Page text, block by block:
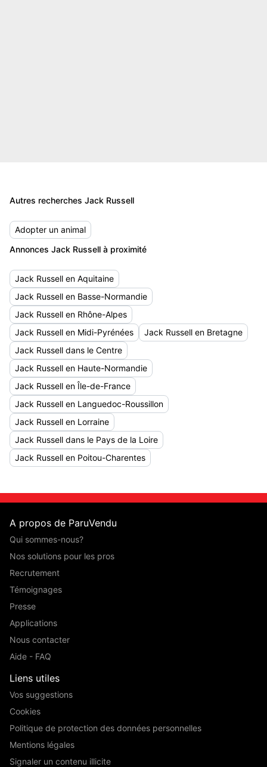
Autres recherches Jack Russell
Adopter un animal
Annonces Jack Russell à proximité
Jack Russell en Aquitaine
Jack Russell en Basse-Normandie
Jack Russell en Rhône-Alpes
Jack Russell en Midi-Pyrénées
Jack Russell en Bretagne
Jack Russell dans le Centre
Jack Russell en Haute-Normandie
Jack Russell en Île-de-France
Jack Russell en Languedoc-Roussillon
Jack Russell en Lorraine
Jack Russell dans le Pays de la Loire
Jack Russell en Poitou-Charentes
A propos de ParuVendu
Qui sommes-nous?
Nos solutions pour les pros
Recrutement
Témoignages
Presse
Applications
Nous contacter
Aide - FAQ
Liens utiles
Vos suggestions
Cookies
Politique de protection des données personnelles
Mentions légales
Signaler un contenu illicite